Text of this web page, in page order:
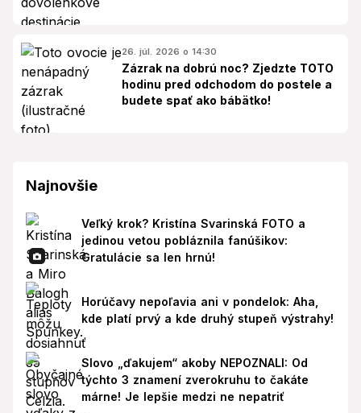
26. júl. 2026 o 14:30
Zázrak na dobrú noc? Zjedzte TOTO
hodinu pred odchodom do postele a
budete spať ako bábätko!
Najnovšie
Veľký krok? Kristína Svarinská FOTO a
jedinou vetou pobláznila fanúšikov:
Gratulácie sa len hrnú!
Horúčavy nepoľavia ani v pondelok: Aha,
kde platí prvý a kde druhý stupeň výstrahy!
Slovo „ďakujem“ akoby NEPOZNALI: Od
týchto 3 znamení zverokruhu to čakáte
márne! Je lepšie medzi ne nepatriť